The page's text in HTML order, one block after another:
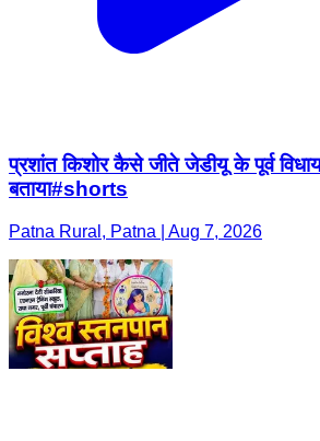
प्रशांत किशोर कैसे जीते जेडीयू के पूर्व
बताया#shorts
Patna Rural, Patna | Aug 7, 2026